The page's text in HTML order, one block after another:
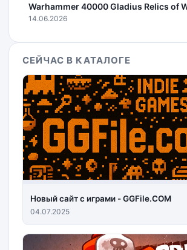
Warhammer 40000 Gladius Relics of
14.06.2026
СЕЙЧАС В КАТАЛОГЕ
Новый сайт с играми - GGFile.COM
04.07.2025